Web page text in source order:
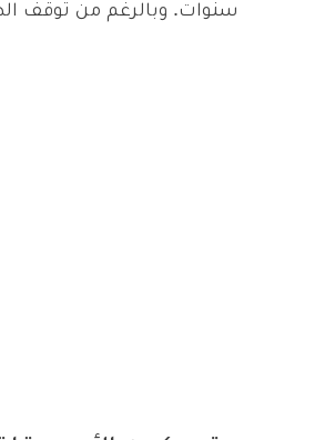
سنوات. وبالرغم من توقف